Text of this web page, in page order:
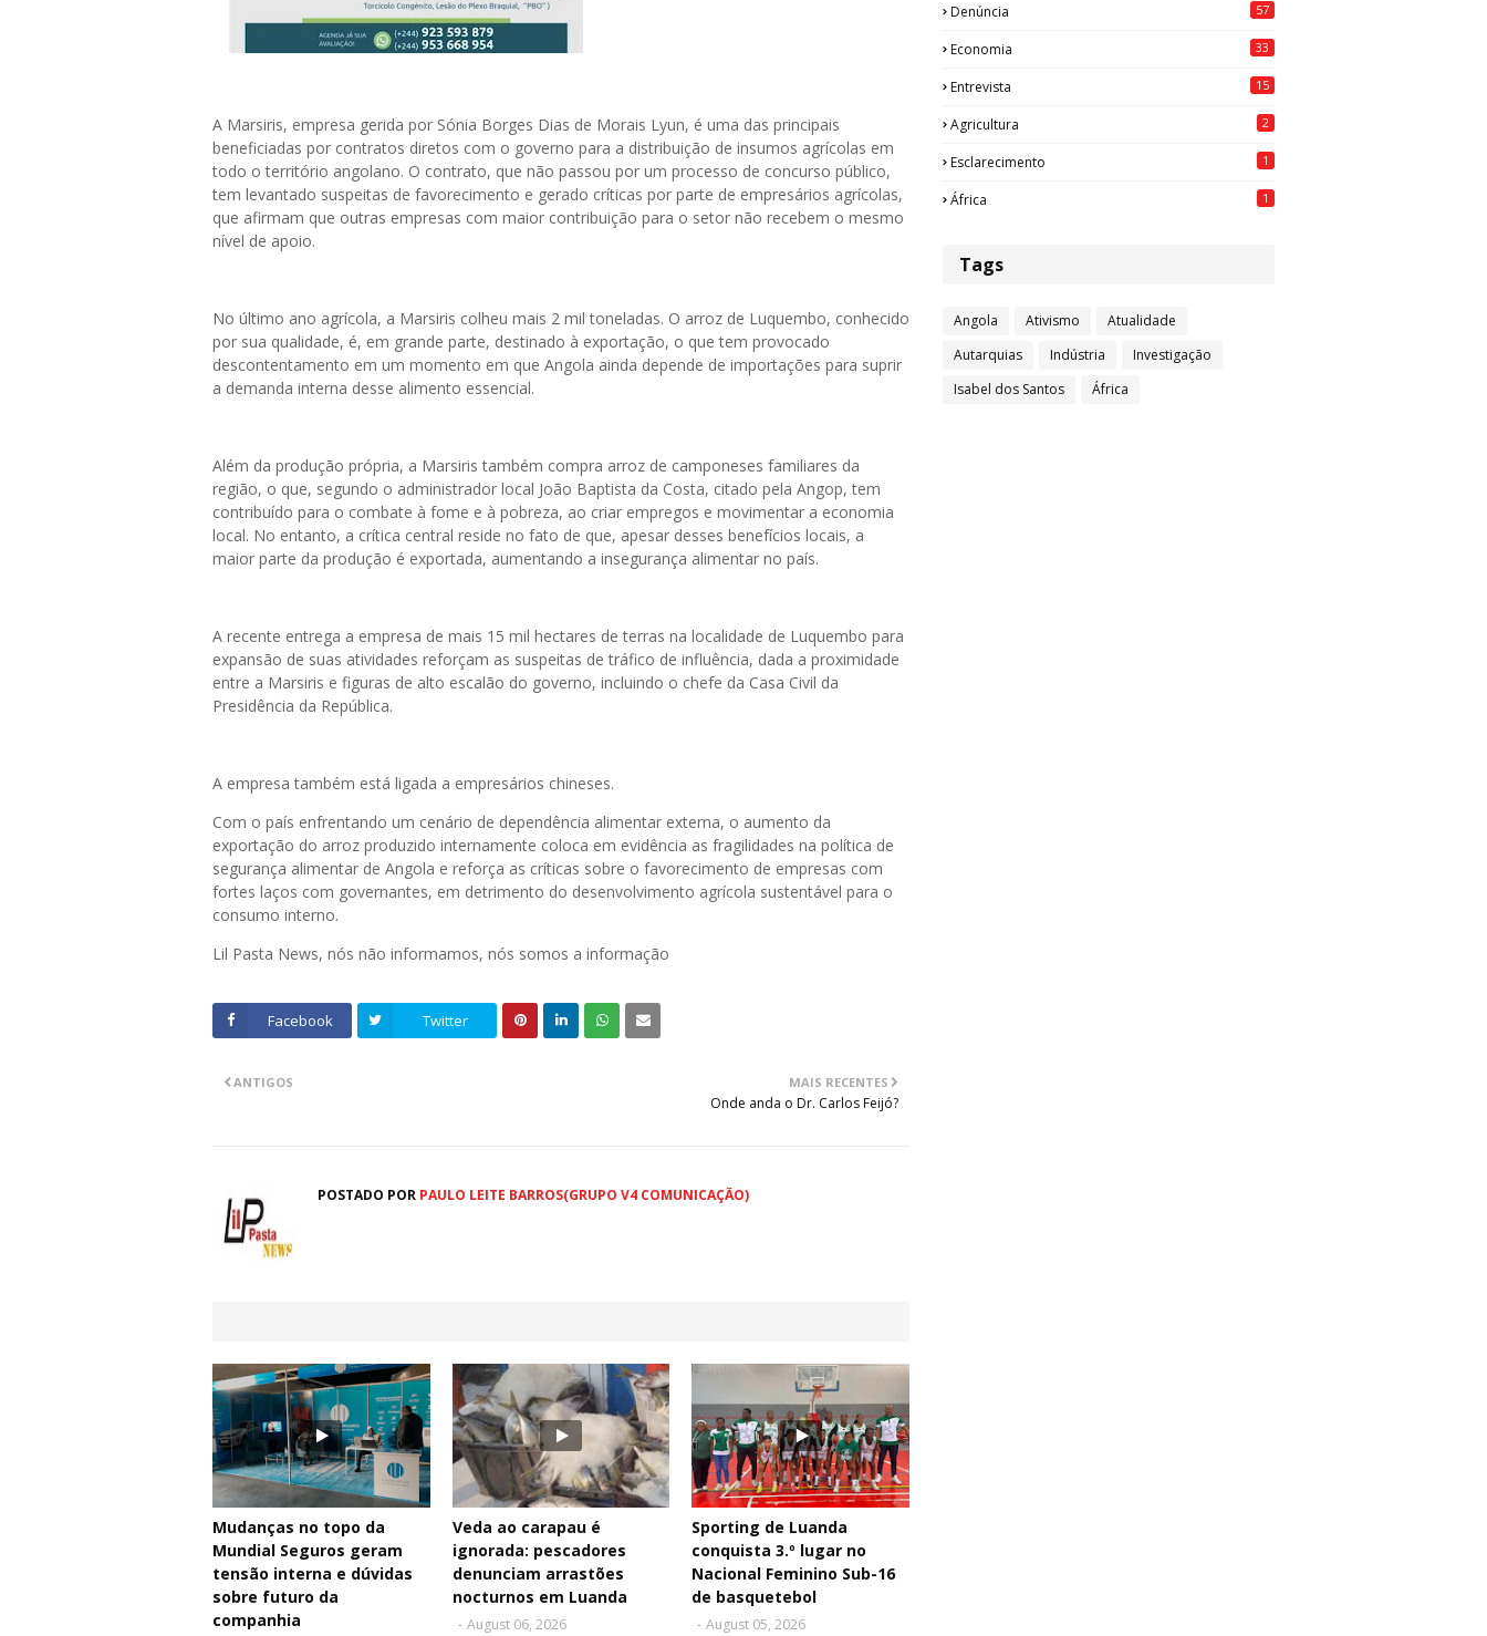
A Marsiris, empresa gerida por Sónia Borges Dias de Morais Lyun, é uma das principais
beneficiadas por contratos diretos com o governo para a distribuição de insumos agrícolas em
todo o território angolano. O contrato, que não passou por um processo de concurso público,
tem levantado suspeitas de favorecimento e gerado críticas por parte de empresários agrícolas,
que afirmam que outras empresas com maior contribuição para o setor não recebem o mesmo
nível de apoio.
No último ano agrícola, a Marsiris colheu mais 2 mil toneladas. O arroz de Luquembo, conhecido
por sua qualidade, é, em grande parte, destinado à exportação, o que tem provocado
descontentamento em um momento em que Angola ainda depende de importações para suprir
a demanda interna desse alimento essencial.
Além da produção própria, a Marsiris também compra arroz de camponeses familiares da
região, o que, segundo o administrador local João Baptista da Costa, citado pela Angop, tem
contribuído para o combate à fome e à pobreza, ao criar empregos e movimentar a economia
local. No entanto, a crítica central reside no fato de que, apesar desses benefícios locais, a
maior parte da produção é exportada, aumentando a insegurança alimentar no país.
A recente entrega a empresa de mais 15 mil hectares de terras na localidade de Luquembo para
expansão de suas atividades reforçam as suspeitas de tráfico de influência, dada a proximidade
entre a Marsiris e figuras de alto escalão do governo, incluindo o chefe da Casa Civil da
Presidência da República.
A empresa também está ligada a empresários chineses.
Com o país enfrentando um cenário de dependência alimentar externa, o aumento da
exportação do arroz produzido internamente coloca em evidência as fragilidades na política de
segurança alimentar de Angola e reforça as críticas sobre o favorecimento de empresas com
fortes laços com governantes, em detrimento do desenvolvimento agrícola sustentável para o
consumo interno.
Lil Pasta News, nós não informamos, nós somos a informação
Facebook Twitter
MAIS RECENTES
Onde anda o Dr. Carlos Feijó?
ANTIGOS
POSTADO POR PAULO LEITE BARROS(GRUPO V4 COMUNICAÇÃO)
Mudanças no topo da
Mundial Seguros geram
tensão interna e dúvidas
sobre futuro da
companhia
Veda ao carapau é
ignorada: pescadores
denunciam arrastões
nocturnos em Luanda
- August 06, 2026
Sporting de Luanda
conquista 3.º lugar no
Nacional Feminino Sub-16
de basquetebol
- August 05, 2026
Denúncia 57
Economia 33
Entrevista 15
Agricultura 2
Esclarecimento 1
África 1
Tags
Angola Ativismo
Atualidade
Autarquias
Indústria
Investigação
Isabel dos Santos
África